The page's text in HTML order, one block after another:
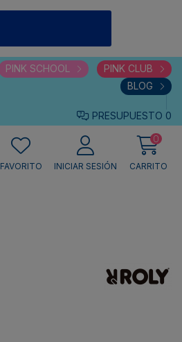
PINK SCHOOL
PINK CLUB
BLOG
PRESUPUESTO 0
FAVORITO INICIAR SESIÓN
0
CARRITO